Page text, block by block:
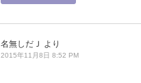
名無しだＪ より
2015年11月8日 8:52 PM